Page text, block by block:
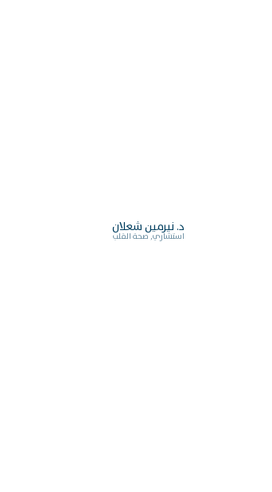
د. نيرمين شعلان
استشاري, صحة القلب